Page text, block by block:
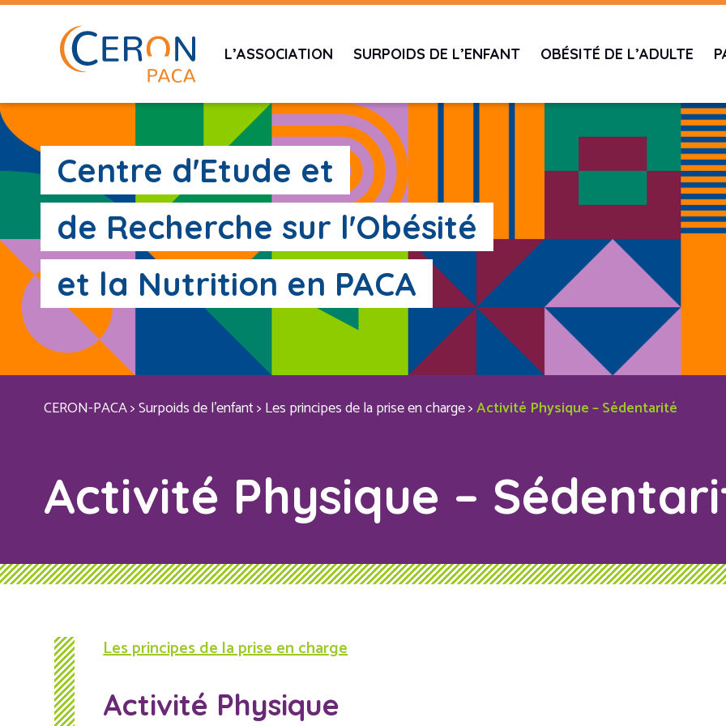
L’ASSOCIATION SURPOIDS DE L’ENFANT OBÉSITÉ DE L’ADULTE
Centre d'Etude et
de Recherche sur l'Obésité
et la Nutrition en PACA
CERON-PACA>Surpoids de l’enfant> Les principes de la prise en charge>Activité Physique – Sédentarité
Activité Physique –
Les principes de la prise en charge
Activité Physique